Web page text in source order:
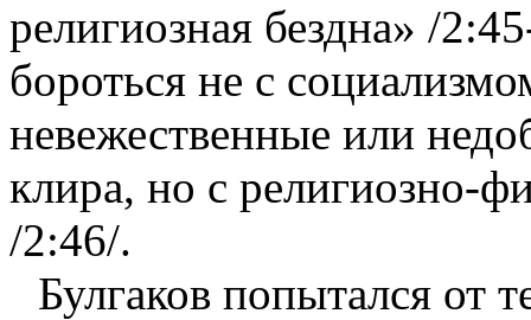
религиозная бездна» /
бороться не с
невежественные или
клира, но с религиозно-
/2:46/.
Булгаков попытался от